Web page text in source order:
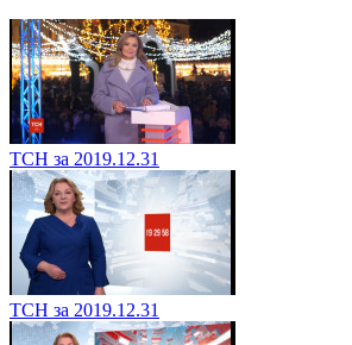
ТСН за 2019.12.31
ТСН за 2019.12.31